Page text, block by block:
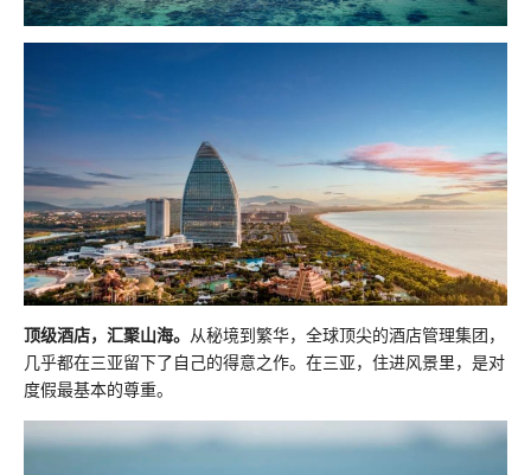
顶级酒店，汇聚山海。
从秘境到繁华，全球顶尖的酒店管理集团，
几乎都在三亚留下了自己的得意之作。在三亚，住进风景里，是对
度假最基本的尊重。